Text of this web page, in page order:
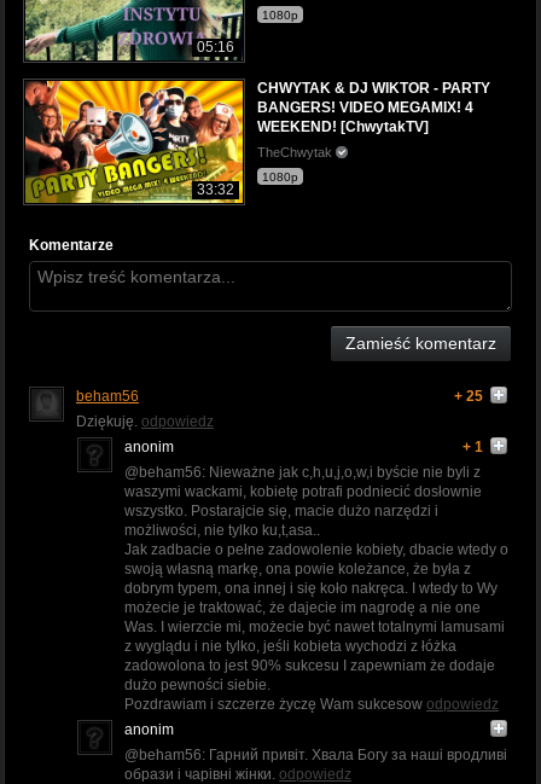
05:16
1080p
33:32
CHWYTAK & DJ WIKTOR - PARTY
BANGERS! VIDEO MEGAMIX! 4
WEEKEND! [ChwytakTV]
TheChwytak
1080p
Komentarze
Zamieść komentarz
beham56
+ 25
Dziękuję. odpowiedz
anonim
+ 1
@beham56: Nieważne jak c,h,u,j,o,w,i byście nie byli z
waszymi wackami, kobietę potrafi podniecić dosłownie
wszystko. Postarajcie się, macie dużo narzędzi i
możliwości, nie tylko ku,t,asa..
Jak zadbacie o pełne zadowolenie kobiety, dbacie wtedy o
swoją własną markę, ona powie koleżance, że była z
dobrym typem, ona innej i się koło nakręca. I wtedy to Wy
możecie je traktować, że dajecie im nagrodę a nie one
Was. I wierzcie mi, możecie być nawet totalnymi lamusami
z wyglądu i nie tylko, jeśli kobieta wychodzi z łóżka
zadowolona to jest 90% sukcesu I zapewniam że dodaje
dużo pewności siebie.
Pozdrawiam i szczerze życzę Wam sukcesow odpowiedz
anonim
@beham56: Гарний привіт. Хвала Богу за наші вродливі
образи і чарівні жінки. odpowiedz